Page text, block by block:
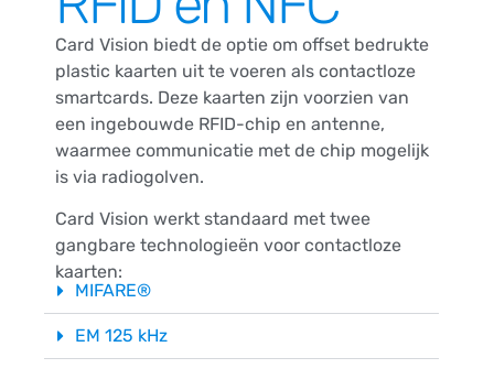
Card Vision biedt de optie om offset bedrukte
plastic kaarten uit te voeren als contactloze
smartcards. Deze kaarten zijn voorzien van
een ingebouwde RFID-chip en antenne,
waarmee communicatie met de chip mogelijk
is via radiogolven.
Card Vision werkt standaard met twee
gangbare technologieën voor contactloze
kaarten:
MIFARE®
EM 125 kHz